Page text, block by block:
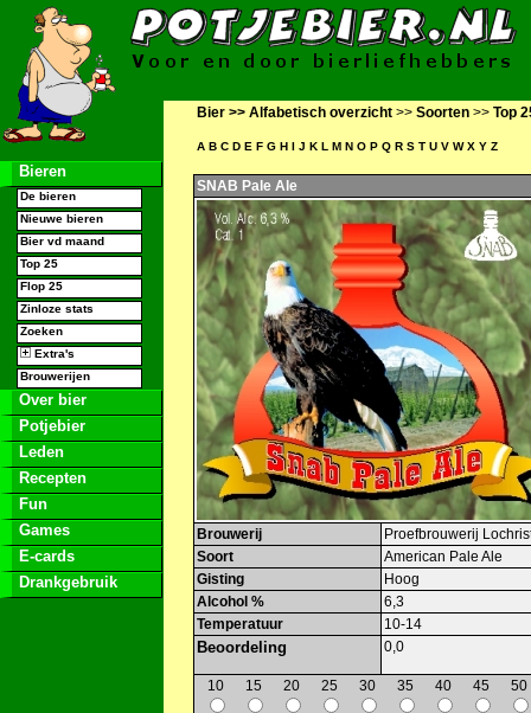
Bieren
De bieren
Nieuwe bieren
Bier vd maand
Top 25
Flop 25
Zinloze stats
Zoeken
Extra's
Brouwerijen
Over bier
Potjebier
Leden
Recepten
Fun
Games
E-cards
Drankgebruik
Bier >> Alfabetisch overzicht >> Soorten >> Top
A B C D E F G H I J K L M N O P Q R S T U V W X Y Z
SNAB Pale Ale
Brouwerij
Proefbrouwerij
Soort
American Pale Ale
Gisting
Hoog
Alcohol %
6,3
Temperatuur
10-14
Beoordeling 0,0
10 15 20 25 30 35 40 45 50